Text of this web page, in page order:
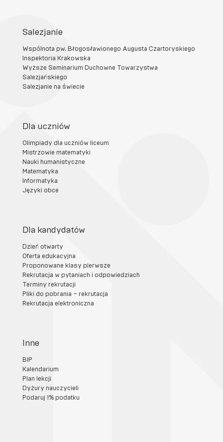
Salezjanie
Wspólnota pw. Błogosławionego Augusta Czartoryskiego
Inspektoria Krakowska
Wyższe Seminarium Duchowne Towarzystwa
Salezjańskiego
Salezjanie na świecie
Dla uczniów
Olimpiady dla uczniów liceum
Mistrzowie matematyki
Nauki humanistyczne
Matematyka
Informatyka
Języki obce
Dla kandydatów
Dzień otwarty
Oferta edukacyjna
Proponowane klasy pierwsze
Rekrutacja w pytaniach i odpowiedziach
Terminy rekrutacji
Pliki do pobrania – rekrutacja
Rekrutacja elektroniczna
Inne
BIP
Kalendarium
Plan lekcji
Dyżury nauczycieli
Podaruj 1% podatku